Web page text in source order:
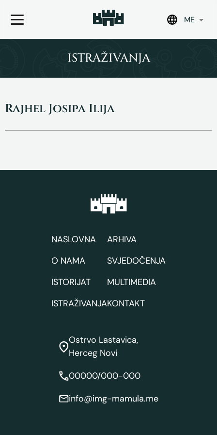
ME
ISTRAŽIVANJA
Rajhel Josipa Ilija
NASLOVNA
O NAMA
ISTORIJAT
ISTRAŽIVANJA
ARHIVA
SVJEDOČENJA
MULTIMEDIA
KONTAKT
Ostrvo Lastavica,
Herceg Novi
00000/000-000
info@img-mamula.me